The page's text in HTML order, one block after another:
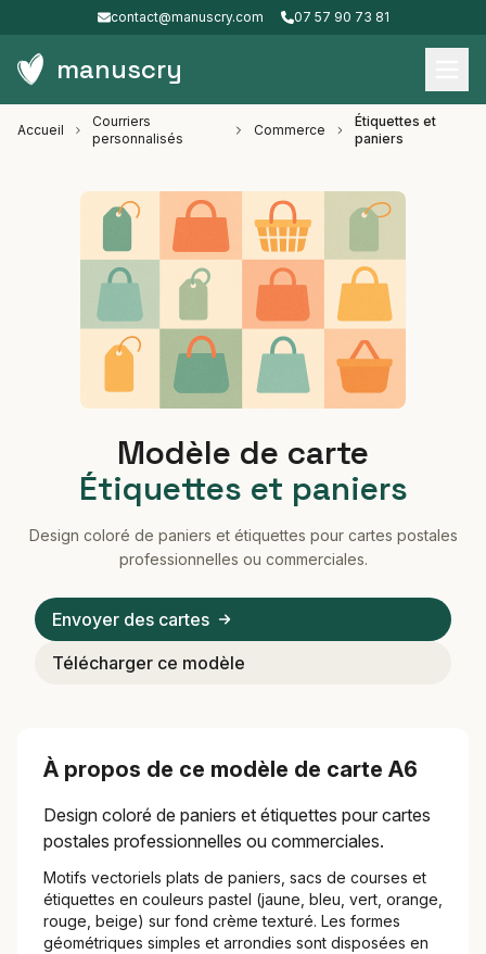
contact@manuscry.com 07 57 90 73 81
manuscry
Accueil
Courriers
personnalisés
Commerce
Étiquettes et
paniers
Modèle de carte
Étiquettes et paniers
Design coloré de paniers et étiquettes pour cartes postales
professionnelles ou commerciales.
Envoyer des cartes
Télécharger ce modèle
À propos de ce modèle de carte A6
Design coloré de paniers et étiquettes pour cartes
postales professionnelles ou commerciales.
Motifs vectoriels plats de paniers, sacs de courses et
étiquettes en couleurs pastel (jaune, bleu, vert, orange,
rouge, beige) sur fond crème texturé. Les formes
géométriques simples et arrondies sont disposées en